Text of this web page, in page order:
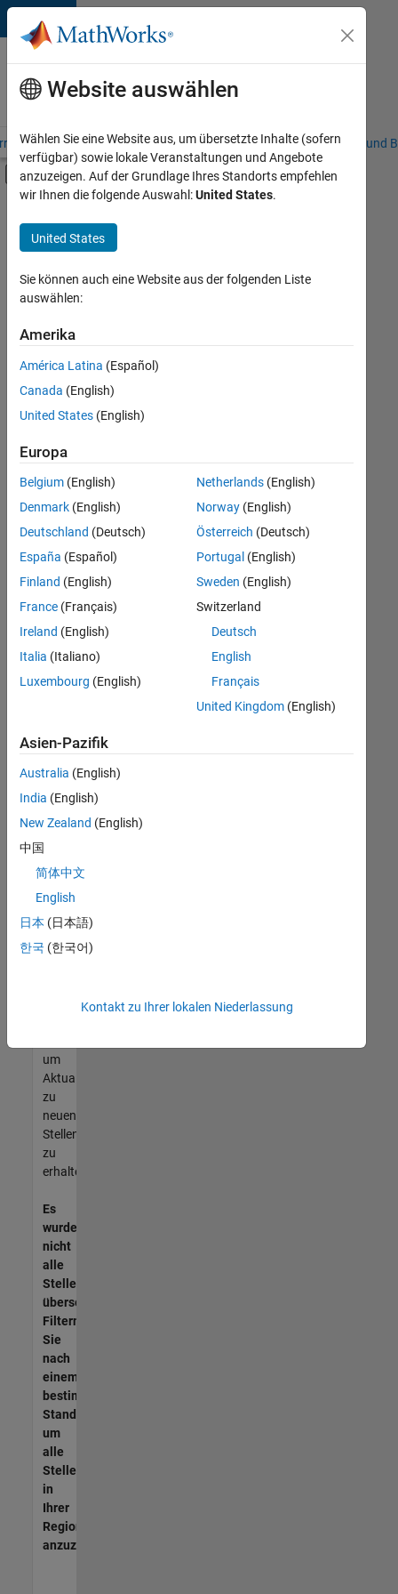
Weiter zum Inhalt
Karriere
bei
MathWorks
– Übersicht Stellensuche Niederlassungen Studierende und
Umschaltung für Off-Canvas-
Hauptinhalt
Advanced Support
Information Technology
Program Management
Quality Engineering
Web Applications and Services
+4
Derzeit
es
keine
offenen
Stellen,
Ihren
Suchkriterien
entsprechen.
können
die
Suchkriterien
weiter
fassen
oder
alle
Stellenangebote
anzeigen .
noch
keine
offenen
Stellen
können,
die
Ihren
entsprechen,
werden
unseres
um
Aktualisierungen
zu
neuen
Stellenangeboten
zu
erhalten.
Es
wurden
nicht
alle
Stellen
übersetzt.
Filtern
Sie
nach
einem
bestimmten
Standort,
um
alle
Stellenangebote
in
Ihrer
Region
anzuzeigen.
Website auswählen
Wählen Sie eine Website aus, um übersetzte Inhalte (sofern
verfügbar) sowie lokale Veranstaltungen und Angebote
anzuzeigen. Auf der Grundlage Ihres Standorts empfehlen
wir Ihnen die folgende Auswahl:United States.
United States
Sie können auch eine Website aus der folgenden Liste
auswählen:
Amerika
América Latina (Español)
Canada (English)
United States (English)
Europa
Belgium (English)
Denmark (English)
Deutschland (Deutsch)
España (Español)
Finland (English)
France (Français)
Ireland (English)
Italia (Italiano)
Luxembourg (English)
Netherlands(English)
Norway(English)
Österreich (Deutsch)
Portugal (English)
Sweden (English)
Switzerland
Deutsch
English
Français
United Kingdom(English)
Asien-Pazifik
Australia (English)
India (English)
New Zealand (English)
中国
简体中文
English
日本 (日本語)
한국 (한국어)
Kontakt zu Ihrer lokalen Niederlassung